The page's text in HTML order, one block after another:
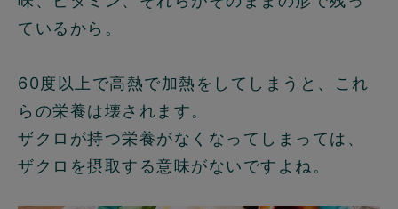
ているから。
60度以上で高熱で加熱をしてしまうと、これ
らの栄養は壊されます。
ザクロが持つ栄養がなくなってしまっては、
ザクロを摂取する意味がないですよね。